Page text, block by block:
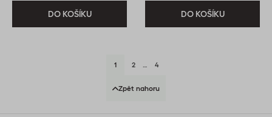
DO KOŠÍKU DO KOŠÍKU
Zpět nahoru
1 2 … 4